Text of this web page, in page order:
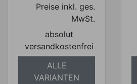
Preise inkl. ges.
MwSt.
absolut
versandkostenfrei
ALLE
VARIANTEN